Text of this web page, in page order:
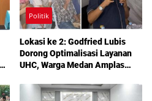
Politik
Lokasi ke 2: Godfried Lubis
Dorong Optimalisasi Layanan
UHC, Warga Medan Amplas
Berobat Gratis Bermodal KTP